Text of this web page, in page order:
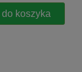
do koszyka